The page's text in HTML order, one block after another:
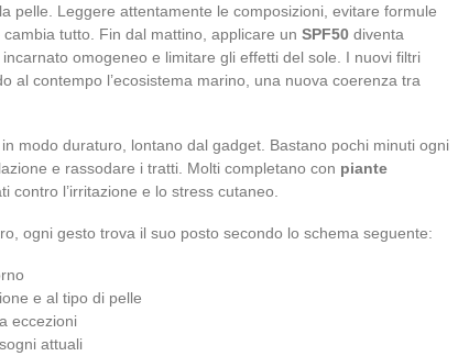
pelle. Leggere attentamente le composizioni, evitare formule
tutto. Fin dal mattino, applicare un SPF50 diventa
omogeneo e limitare gli effetti del sole. I nuovi filtri
al contempo l’ecosistema marino, una nuova coerenza tra
modo duraturo, lontano dal gadget. Bastano pochi minuti ogni
e rassodare i tratti. Molti completano con piante
contro l’irritazione e lo stress cutaneo.
ogni gesto trova il suo posto secondo lo schema seguente:
e al tipo di pelle
eccezioni
attuali